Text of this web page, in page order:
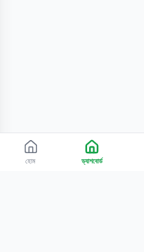
হোম ড্যাশবোর্ড